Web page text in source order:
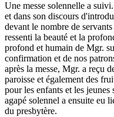
Une messe solennelle a
et dans son discours
devant le nombre de
ressenti la beauté et la
profond et humain de Mgr.
confirmation et de nos
après la messe, Mgr. a reçu
paroisse et également des
pour les enfants et les
agapé solennel a ensuite eu
du presbytère.